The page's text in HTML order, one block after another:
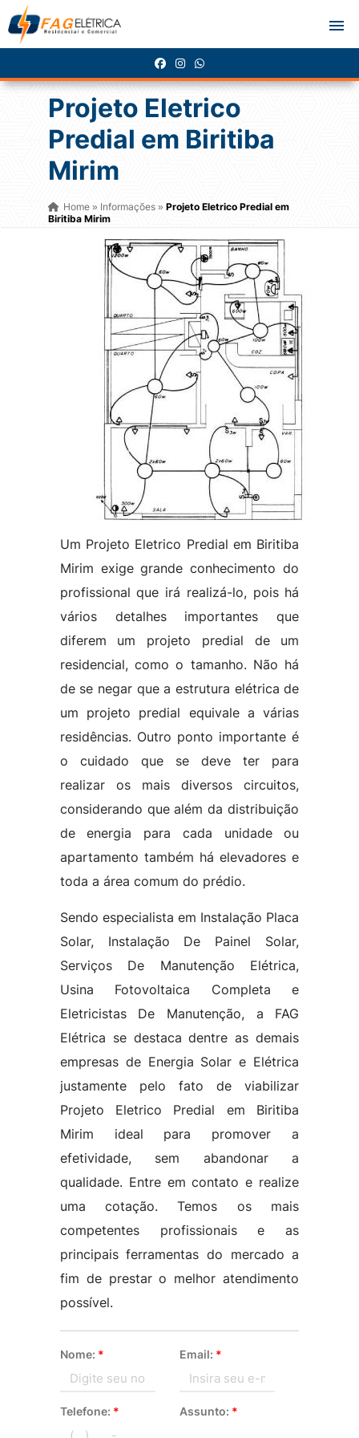
Projeto Eletrico
Predial em Biritiba
Mirim
Home» Informações » Projeto Eletrico Predial em
Biritiba Mirim
Um Projeto Eletrico Predial em Biritiba
Mirim exige grande conhecimento do
profissional que irá realizá-lo, pois há
vários detalhes importantes que
diferem um projeto predial de um
residencial, como o tamanho. Não há
de se negar que a estrutura elétrica de
um projeto predial equivale a várias
residências. Outro ponto importante é
o cuidado que se deve ter para
realizar os mais diversos circuitos,
considerando que além da distribuição
de energia para cada unidade ou
apartamento também há elevadores e
toda a área comum do prédio.
Sendo especialista em Instalação Placa
Solar, Instalação De Painel Solar,
Serviços De Manutenção Elétrica,
Usina Fotovoltaica Completa e
Eletricistas De Manutenção, a FAG
Elétrica se destaca dentre as demais
empresas de Energia Solar e Elétrica
justamente pelo fato de viabilizar
Projeto Eletrico Predial em Biritiba
Mirim ideal para promover a
efetividade, sem abandonar a
qualidade. Entre em contato e realize
uma cotação. Temos os mais
competentes profissionais e as
principais ferramentas do mercado a
fim de prestar o melhor atendimento
possível.
Nome: * Email: *
Telefone: * Assunto: *